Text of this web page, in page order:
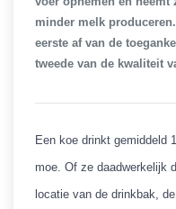
minder melk
eerste af van de
tweede van de kwaliteit
Een koe drinkt gemiddeld
moe. Of ze daadwerkelijk
locatie van de drinkbak,